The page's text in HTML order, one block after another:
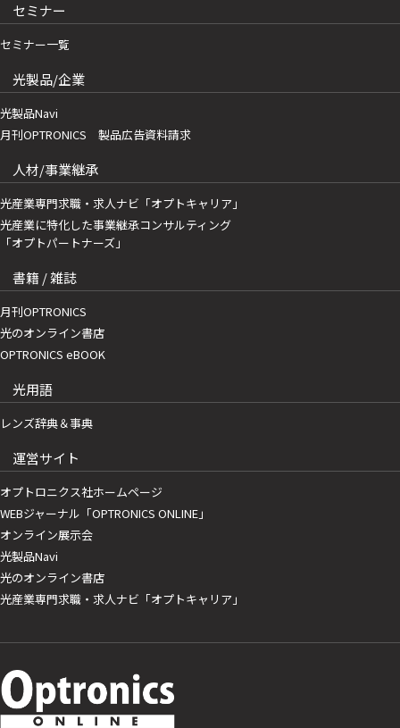
セミナー
セミナー一覧
光製品/企業
光製品Navi
月刊OPTRONICS 製品広告資料請求
人材/事業継承
光産業専門求職・求人ナビ「オプトキャリア」
光産業に特化した事業継承コンサルティング
「オプトパートナーズ」
書籍 / 雑誌
月刊OPTRONICS
光のオンライン書店
OPTRONICS eBOOK
光用語
レンズ辞典＆事典
運営サイト
オプトロニクス社ホームページ
WEBジャーナル「OPTRONICS ONLINE」
オンライン展示会
光製品Navi
光のオンライン書店
光産業専門求職・求人ナビ「オプトキャリア」